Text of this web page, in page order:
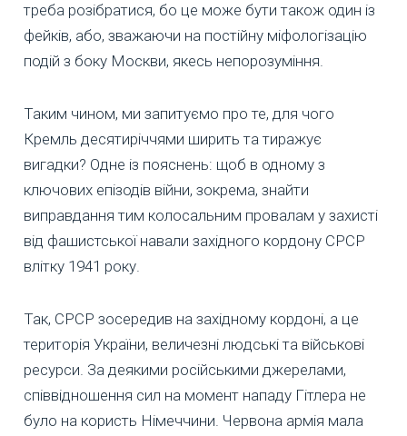
треба розібратися, бо це може бути також один із
фейків, або, зважаючи на постійну міфологізацію
подій з боку Москви, якесь непорозуміння.
Таким чином, ми запитуємо про те, для чого
Кремль десятиріччями ширить та тиражує
вигадки? Одне із пояснень: щоб в одному з
ключових епізодів війни, зокрема, знайти
виправдання тим колосальним провалам у захисті
від фашистської навали західного кордону СРСР
влітку 1941 року.
Так, СРСР зосередив на західному кордоні, а це
територія України, величезні людські та військові
ресурси. За деякими російськими джерелами,
співвідношення сил на момент нападу Гітлера не
було на користь Німеччини. Червона армія мала